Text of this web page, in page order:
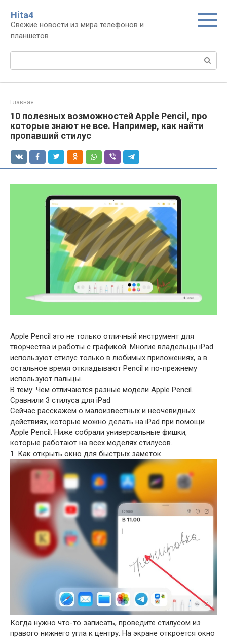
контенту
Нita4
Свежие новости из мира телефонов и
планшетов
Поиск:
Главная
10 полезных возможностей Apple Pencil, про
которые знают не все. Например, как найти
пропавший стилус
Apple Pencil это не только отличный инструмент для
творчества и работы с графикой. Многие владельцы iPad
используют стилус только в любимых приложениях, а в
остальное время откладывают Pencil и по-прежнему
используют пальцы.
В тему: Чем отличаются разные модели Apple Pencil.
Сравнили 3 стилуса для iPad
Сейчас расскажем о малоизвестных и неочевидных
действиях, которые можно делать на iPad при помощи
Apple Pencil. Ниже собрали универсальные фишки,
которые работают на всех моделях стилусов.
1. Как открыть окно для быстрых заметок
Когда нужно что-то записать, проведите стилусом из
правого нижнего угла к центру. На экране откроется окно